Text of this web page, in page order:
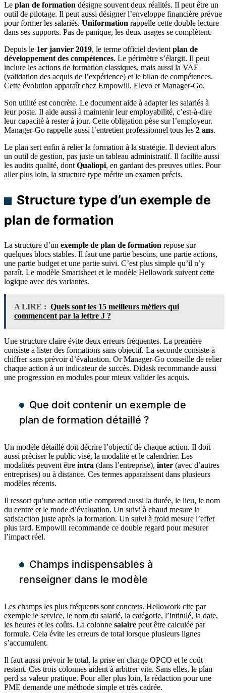
Le plan de formation désigne souvent deux réalités. Il peut être un
outil de pilotage. Il peut aussi désigner l’enveloppe financière prévue
pour former les salariés. Uniformation rappelle cette double lecture
dans ses supports. Pas de panique, les deux usages se complètent.
Depuis le 1er janvier 2019, le terme officiel devient plan de
développement des compétences. Le périmètre s’élargit. Il peut
inclure les actions de formation classiques, mais aussi la VAE
(validation des acquis de l’expérience) et le bilan de compétences.
Cette évolution apparaît chez Empowill, Elevo et Manager-Go.
Son utilité est concrète. Le document aide à adapter les salariés à
leur poste. Il aide aussi à maintenir leur employabilité, c’est-à-dire
leur capacité à rester à jour. Cette obligation pèse sur l’employeur.
Manager-Go rappelle aussi l’entretien professionnel tous les 2 ans.
Le plan sert enfin à relier la formation à la stratégie. Il devient alors
un outil de gestion, pas juste un tableau administratif. Il facilite aussi
les audits qualité, dont Qualiopi, en gardant des preuves utiles. Pour
aller plus loin, la structure type mérite un examen précis.
Structure type d’un exemple de
plan de formation
La structure d’un exemple de plan de formation repose sur
quelques blocs stables. Il faut une partie besoins, une partie actions,
une partie budget et une partie suivi. C’est plus simple qu’il n’y
paraît. Le modèle Smartsheet et le modèle Hellowork suivent cette
logique avec des variantes.
A LIRE : Quels sont les 15 meilleurs métiers qui
commencent par la lettre J ?
Une structure claire évite deux erreurs fréquentes. La première
consiste à lister des formations sans objectif. La seconde consiste à
chiffrer sans prévoir d’évaluation. Or Manager-Go conseille de relier
chaque action à un indicateur de succès. Didask recommande aussi
une progression en modules pour mieux valider les acquis.
Que doit contenir un exemple de
plan de formation détaillé ?
Un modèle détaillé doit décrire l’objectif de chaque action. Il doit
aussi préciser le public visé, la modalité et le calendrier. Les
modalités peuvent être intra (dans l’entreprise), inter (avec d’autres
entreprises) ou à distance. Ces termes apparaissent dans plusieurs
modèles récents.
Il ressort qu’une action utile comprend aussi la durée, le lieu, le nom
du centre et le mode d’évaluation. Un suivi à chaud mesure la
satisfaction juste après la formation. Un suivi à froid mesure l’effet
plus tard. Empowill recommande ce double regard pour mesurer
l’impact réel.
Champs indispensables à
renseigner dans le modèle
Les champs les plus fréquents sont concrets. Hellowork cite par
exemple le service, le nom du salarié, la catégorie, l’intitulé, la date,
les heures et les coûts. La colonne salaire peut être calculée par
formule. Cela évite les erreurs de total lorsque plusieurs lignes
s’accumulent.
Il faut aussi prévoir le total, la prise en charge OPCO et le coût
restant. Ces trois colonnes aident à arbitrer vite. Sans elles, le plan
perd sa valeur pratique. Pour aller plus loin, la rédaction pour une
PME demande une méthode simple et très cadrée.